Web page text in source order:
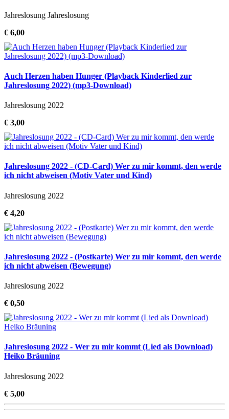
Jahreslosung Jahreslosung
€ 6,00
Auch Herzen haben Hunger (Playback Kinderlied zur
Jahreslosung 2022) (mp3-Download)
Jahreslosung 2022
€ 3,00
Jahreslosung 2022 - (CD-Card) Wer zu mir kommt, den werde
ich nicht abweisen (Motiv Vater und Kind)
Jahreslosung 2022
€ 4,20
Jahreslosung 2022 - (Postkarte) Wer zu mir kommt, den werde
ich nicht abweisen (Bewegung)
Jahreslosung 2022
€ 0,50
Jahreslosung 2022 - Wer zu mir kommt (Lied als Download)
Heiko Bräuning
Jahreslosung 2022
€ 5,00